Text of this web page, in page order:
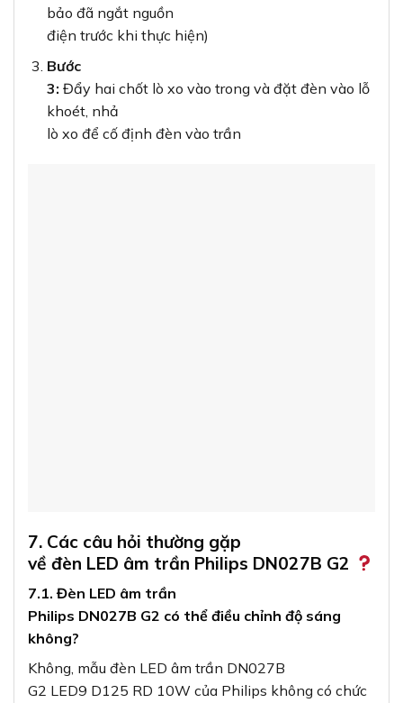
bảo đã ngắt nguồn
điện trước khi thực hiện)
Bước
3: Đẩy hai chốt lò xo vào trong và đặt đèn vào lỗ
khoét, nhả
lò xo để cố định đèn vào trần
7. Các câu hỏi thường gặp
về đèn LED âm trần Philips DN027B G2
7.1. Đèn LED âm trần
Philips DN027B G2 có thể điều chỉnh độ sáng
không?
Không, mẫu đèn LED âm trần DN027B
G2 LED9 D125 RD 10W của Philips không có chức